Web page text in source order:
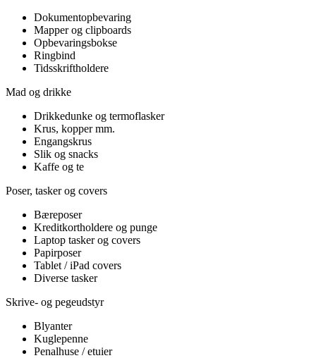
Dokumentopbevaring
Mapper og clipboards
Opbevaringsbokse
Ringbind
Tidsskriftholdere
Mad og drikke
Drikkedunke og termoflasker
Krus, kopper mm.
Engangskrus
Slik og snacks
Kaffe og te
Poser, tasker og covers
Bæreposer
Kreditkortholdere og punge
Laptop tasker og covers
Papirposer
Tablet / iPad covers
Diverse tasker
Skrive- og pegeudstyr
Blyanter
Kuglepenne
Penalhuse / etuier